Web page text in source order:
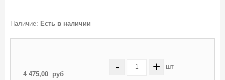
Наличие: Есть в наличии
4 475,00руб - + шт